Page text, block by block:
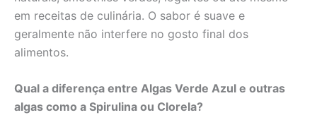
em receitas de culinária. O sabor é suave e
geralmente não interfere no gosto final dos
alimentos.
Qual a diferença entre Algas Verde Azul e outras
algas como a Spirulina ou Clorela?